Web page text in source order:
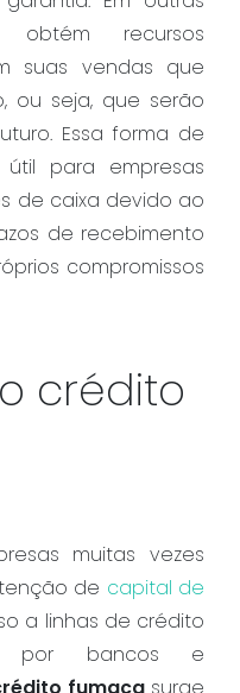
recursos
suas vendas que
ou seja, que serão
Essa forma de
para empresas
de caixa devido ao
de recebimento
compromissos
crédito
muitas vezes
de capital de
a linhas de crédito
por bancos e